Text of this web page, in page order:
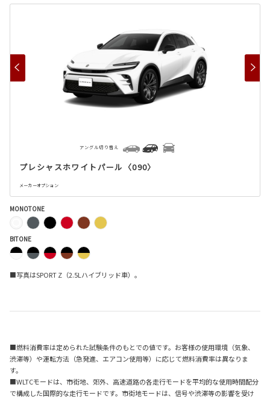
プレシャスホワイトパール〈090〉
メーカーオプション
アングル切り替え
MONOTONE
BITONE
■写真はSPORT Z（2.5Lハイブリッド車）。
■燃料消費率は定められた試験条件のもとでの値です。お客様の使用環境（気象、
渋滞等）や運転方法（急発進、エアコン使用等）に応じて燃料消費率は異なりま
す。
■WLTCモードは、市街地、郊外、高速道路の各走行モードを平均的な使用時間配分
で構成した国際的な走行モードです。市街地モードは、信号や渋滞等の影響を受け